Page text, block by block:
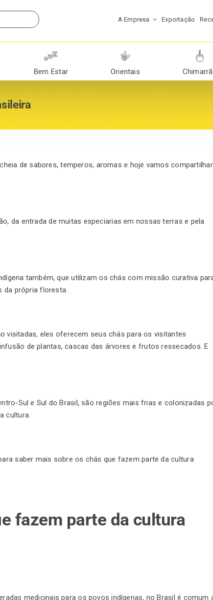
A Empresa Exportação
Bem Estar Orientais
de sabores, temperos, aromas e hoje vamos compartilhar
da entrada de muitas especiarias em nossas terras e pela
também, que utilizam os chás com missão curativa
da própria floresta.
visitadas, eles oferecem seus chás para os visitantes
de plantas, cascas das árvores e frutos ressecados. E
Sul e Sul do Brasil, são regiões mais frias e colonizadas
cultura.
saber mais sobre os chás que fazem parte da cultura
fazem parte da cultura
medicinais para os povos indígenas, no Brasil é comum